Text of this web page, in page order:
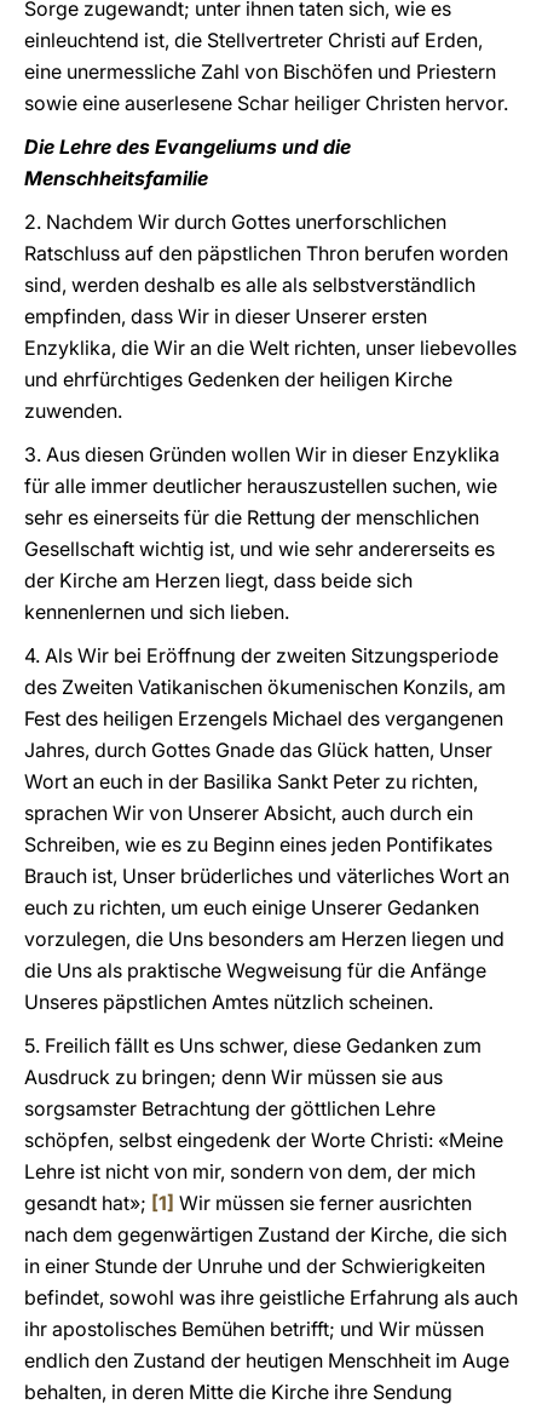
Sorge zugewandt; unter ihnen taten sich, wie es
einleuchtend ist, die Stellvertreter Christi auf Erden,
eine unermessliche Zahl von Bischöfen und Priestern
sowie eine auserlesene Schar heiliger Christen hervor.
Die Lehre des Evangeliums und die
Menschheitsfamilie
2. Nachdem Wir durch Gottes unerforschlichen
Ratschluss auf den päpstlichen Thron berufen worden
sind, werden deshalb es alle als selbstverständlich
empfinden, dass Wir in dieser Unserer ersten
Enzyklika, die Wir an die Welt richten, unser liebevolles
und ehrfürchtiges Gedenken der heiligen Kirche
zuwenden.
3. Aus diesen Gründen wollen Wir in dieser Enzyklika
für alle immer deutlicher herauszustellen suchen, wie
sehr es einerseits für die Rettung der menschlichen
Gesellschaft wichtig ist, und wie sehr andererseits es
der Kirche am Herzen liegt, dass beide sich
kennenlernen und sich lieben.
4. Als Wir bei Eröffnung der zweiten Sitzungsperiode
des Zweiten Vatikanischen ökumenischen Konzils, am
Fest des heiligen Erzengels Michael des vergangenen
Jahres, durch Gottes Gnade das Glück hatten, Unser
Wort an euch in der Basilika Sankt Peter zu richten,
sprachen Wir von Unserer Absicht, auch durch ein
Schreiben, wie es zu Beginn eines jeden Pontifikates
Brauch ist, Unser brüderliches und väterliches Wort an
euch zu richten, um euch einige Unserer Gedanken
vorzulegen, die Uns besonders am Herzen liegen und
die Uns als praktische Wegweisung für die Anfänge
Unseres päpstlichen Amtes nützlich scheinen.
5. Freilich fällt es Uns schwer, diese Gedanken zum
Ausdruck zu bringen; denn Wir müssen sie aus
sorgsamster Betrachtung der göttlichen Lehre
schöpfen, selbst eingedenk der Worte Christi: «Meine
Lehre ist nicht von mir, sondern von dem, der mich
gesandt hat»; [1] Wir müssen sie ferner ausrichten
nach dem gegenwärtigen Zustand der Kirche, die sich
in einer Stunde der Unruhe und der Schwierigkeiten
befindet, sowohl was ihre geistliche Erfahrung als auch
ihr apostolisches Bemühen betrifft; und Wir müssen
endlich den Zustand der heutigen Menschheit im Auge
behalten, in deren Mitte die Kirche ihre Sendung